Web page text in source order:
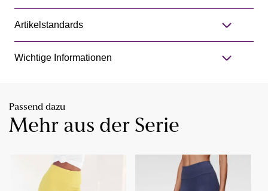
Artikelstandards
Wichtige Informationen
Passend dazu
Mehr aus der Serie